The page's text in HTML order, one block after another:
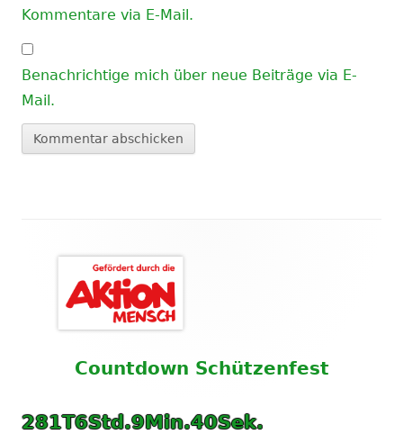
Kommentare via E-Mail.
Benachrichtige mich über neue Beiträge via E-
Mail.
Haupt-
Seitenleiste
Countdown Schützenfest
281T6Std.9Min.39Sek.